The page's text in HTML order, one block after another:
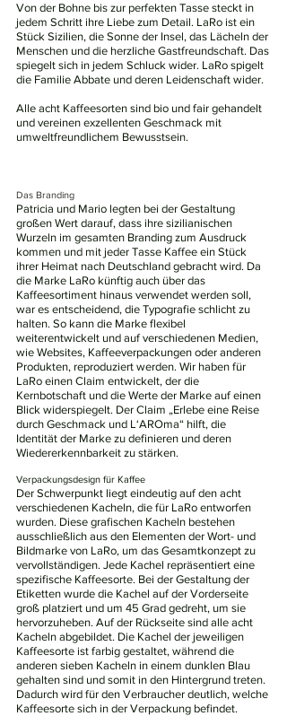
Von der Bohne bis zur perfekten Tasse steckt in
jedem Schritt ihre Liebe zum Detail. LaRo ist ein
Stück Sizilien, die Sonne der Insel, das Lächeln der
Menschen und die herzliche Gastfreundschaft. Das
spiegelt sich in jedem Schluck wider. LaRo spigelt
die Familie Abbate und deren Leidenschaft wider.
Alle acht Kaffeesorten sind bio und fair gehandelt
und vereinen exzellenten Geschmack mit
umweltfreundlichem Bewusstsein.
Das Branding
Patricia und Mario legten bei der Gestaltung
großen Wert darauf, dass ihre sizilianischen
Wurzeln im gesamten Branding zum Ausdruck
kommen und mit jeder Tasse Kaffee ein Stück
ihrer Heimat nach Deutschland gebracht wird. Da
die Marke LaRo künftig auch über das
Kaffeesortiment hinaus verwendet werden soll,
war es entscheidend, die Typografie schlicht zu
halten. So kann die Marke flexibel
weiterentwickelt und auf verschiedenen Medien,
wie Websites, Kaffeeverpackungen oder anderen
Produkten, reproduziert werden. Wir haben für
LaRo einen Claim entwickelt, der die
Kernbotschaft und die Werte der Marke auf einen
Blick widerspiegelt. Der Claim „Erlebe eine Reise
durch Geschmack und L‘AROma“ hilft, die
Identität der Marke zu definieren und deren
Wiedererkennbarkeit zu stärken.
Verpackungsdesign für Kaffee
Der Schwerpunkt liegt eindeutig auf den acht
verschiedenen Kacheln, die für LaRo entworfen
wurden. Diese grafischen Kacheln bestehen
ausschließlich aus den Elementen der Wort- und
Bildmarke von LaRo, um das Gesamtkonzept zu
vervollständigen. Jede Kachel repräsentiert eine
spezifische Kaffeesorte. Bei der Gestaltung der
Etiketten wurde die Kachel auf der Vorderseite
groß platziert und um 45 Grad gedreht, um sie
hervorzuheben. Auf der Rückseite sind alle acht
Kacheln abgebildet. Die Kachel der jeweiligen
Kaffeesorte ist farbig gestaltet, während die
anderen sieben Kacheln in einem dunklen Blau
gehalten sind und somit in den Hintergrund treten.
Dadurch wird für den Verbraucher deutlich, welche
Kaffeesorte sich in der Verpackung befindet.